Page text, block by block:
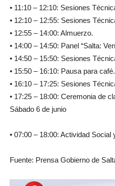
• 11:10 – 12:10: Sesiones
• 12:10 – 12:55: Sesiones
• 12:55 – 14:00: Almuerzo.
• 14:00 – 14:50: Panel “Salta:
• 14:50 – 15:50: Sesiones
• 15:50 – 16:10: Pausa para café.
• 16:10 – 17:25: Sesiones
• 17:25 – 18:00: Ceremonia de
Sábado 6 de junio
• 07:00 – 18:00: Actividad Social
Fuente: Prensa Gobierno de